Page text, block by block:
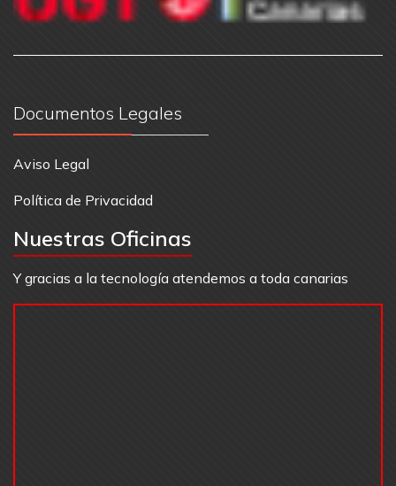
Documentos Legales
Aviso Legal
Política de Privacidad
Nuestras Oficinas
Y gracias a la tecnología atendemos a toda canarias